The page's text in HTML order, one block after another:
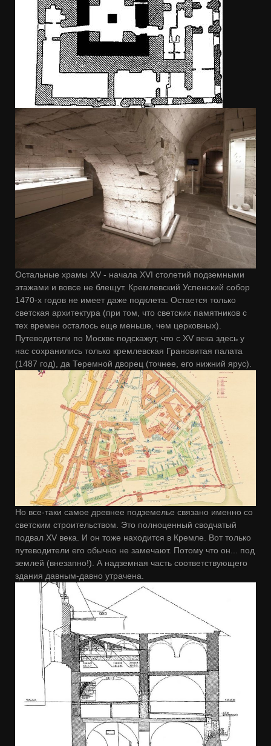
Остальные храмы XV - начала XVI столетий подземными
этажами и вовсе не блещут. Кремлевский Успенский собор
1470-х годов не имеет даже подклета. Остается только
светская архитектура (при том, что светских памятников с
тех времен осталось еще меньше, чем церковных).
Путеводители по Москве подскажут, что с XV века здесь у
нас сохранились только кремлевская Грановитая палата
(1487 год), да Теремной дворец (точнее, его нижний ярус).
Но все-таки самое древнее подземелье связано именно со
светским строительством. Это полноценный сводчатый
подвал XV века. И он тоже находится в Кремле. Вот только
путеводители его обычно не замечают. Потому что он... под
землей (внезапно!). А надземная часть соответствующего
здания давным-давно утрачена.